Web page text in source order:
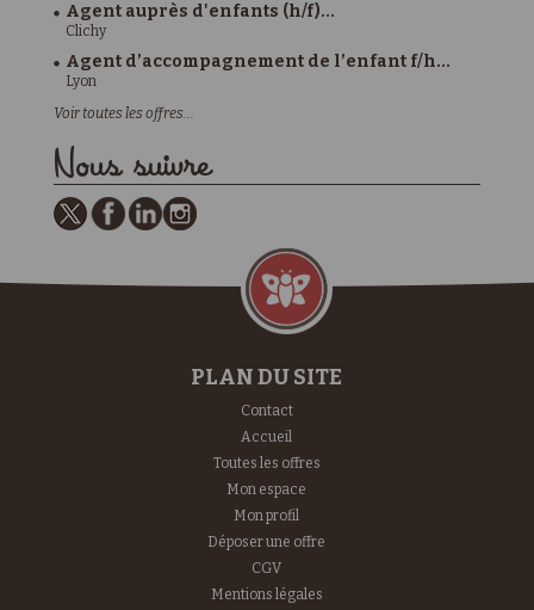
Agent auprès d'enfants (h/f)...
Clichy
Agent d’accompagnement de l’enfant f/h...
Lyon
Voir toutes les offres...
Nous suivre
PLAN DU SITE
Contact
Accueil
Toutes les offres
Mon espace
Mon profil
Déposer une offre
CGV
Mentions légales